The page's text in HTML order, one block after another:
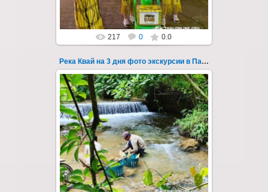
217 0 0.0
Река Квай на 3 дня фото экскурсии в Паттайе 4
22.03.2023
Тур на три дня из Паттайи на реку Квай,
водопады Эраван, Сайок Ной и Сайок Яй,
затопленный город Сангклабури, деревня...
Thai-Online